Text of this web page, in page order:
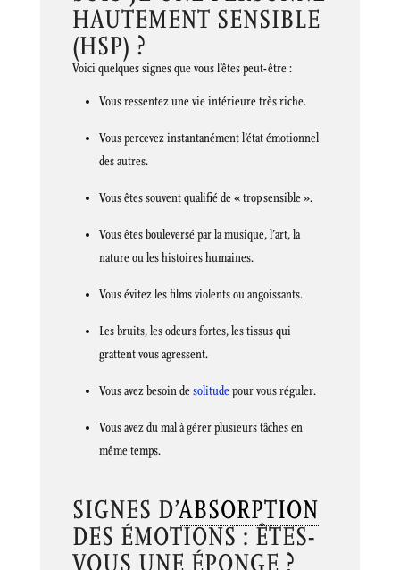
HAUTEMENT SENSIBLE
(HSP) ?
Voici quelques signes que vous l’êtes peut-être :
Vous ressentez une vie intérieure très riche.
Vous percevez instantanément l’état émotionnel
des autres.
Vous êtes souvent qualifié de « trop sensible ».
Vous êtes bouleversé par la musique, l’art, la
nature ou les histoires humaines.
Vous évitez les films violents ou angoissants.
Les bruits, les odeurs fortes, les tissus qui
grattent vous agressent.
Vous avez besoin desolitudepour vous réguler.
Vous avez du mal à gérer plusieurs tâches en
même temps.
SIGNES D’ABSORPTION
DES ÉMOTIONS : ÊTES-
VOUS UNE ÉPONGE ?